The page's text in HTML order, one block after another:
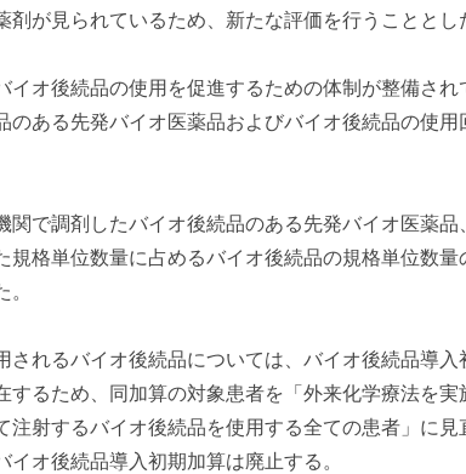
剤が見られているため、新たな評価を行うこととし
イオ後続品の使用を促進するための体制が整備され
のある先発バイオ医薬品およびバイオ後続品の使用
関で調剤したバイオ後続品のある先発バイオ医薬品
規格単位数量に占めるバイオ後続品の規格単位数量
。
されるバイオ後続品については、バイオ後続品導
するため、同加算の対象患者を「外来化学療法を
注射するバイオ後続品を使用する全ての患者」に
イオ後続品導入初期加算は廃止する。